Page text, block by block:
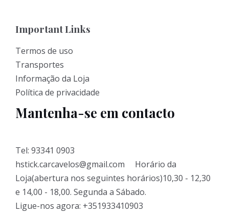
Important Links
Termos de uso
Transportes
Informação da Loja
Política de privacidade
Mantenha-se em contacto
Tel: 93341 0903
hstick.carcavelos@gmail.com Horário da
Loja(abertura nos seguintes horários)10,30 - 12,30
e 14,00 - 18,00. Segunda a Sábado.
Ligue-nos agora: +351933410903